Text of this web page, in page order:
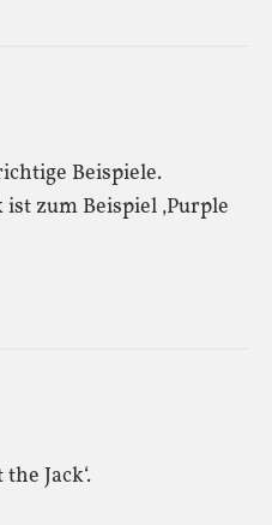
Beispiele.
zum Beispiel ‚Purple
Jack‘.